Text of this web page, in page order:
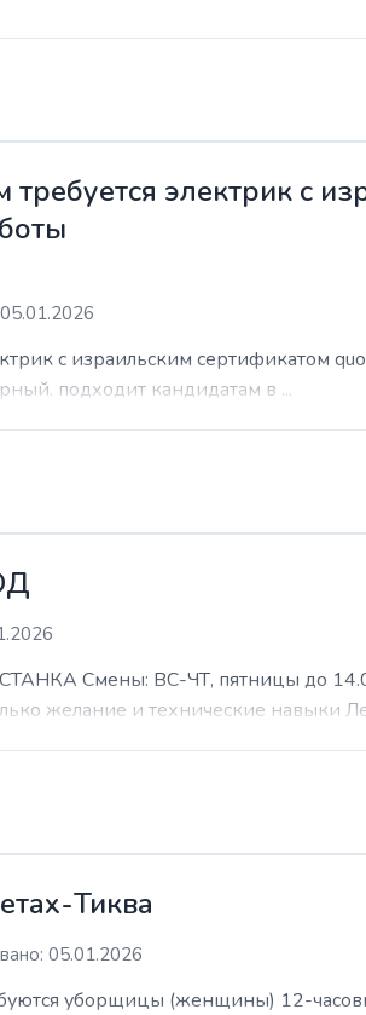
электрик с
с израильским сертификатом
подходит кандидатам в ...
Смены: ВС-ЧТ, пятницы до 14.00
желание и технические навыки
Тиква
05.01.2026
уборщицы (женщины) 12-